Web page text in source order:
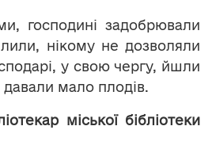
господині задобрювали
нікому не дозволяли
у свою чергу, йшли
давали мало плодів.
міської бібліотеки